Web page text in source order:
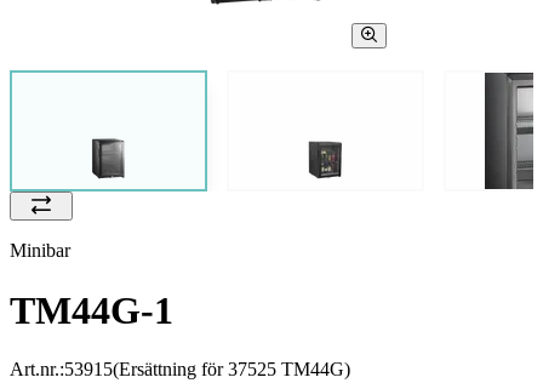
Minibar
TM44G-1
Art.nr.:53915(Ersättning för 37525 TM44G)